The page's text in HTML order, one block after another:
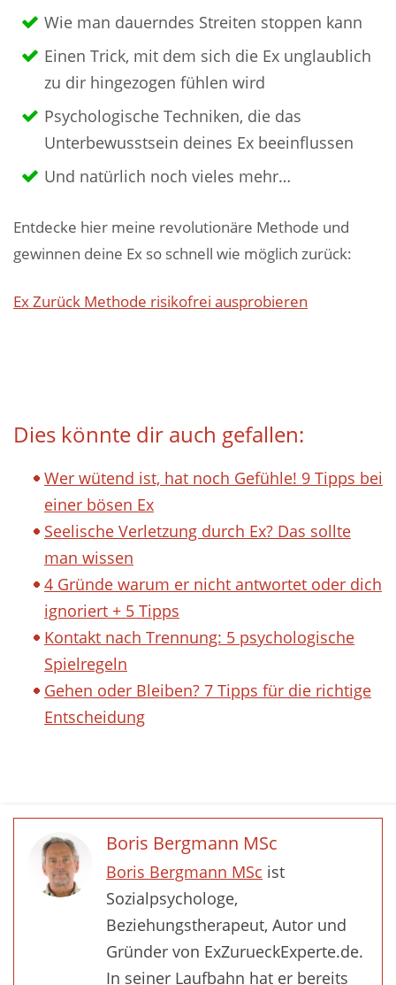
Wie man dauerndes Streiten stoppen kann
Einen Trick, mit dem sich die Ex unglaublich
zu dir hingezogen fühlen wird
Psychologische Techniken, die das
Unterbewusstsein deines Ex beeinflussen
Und natürlich noch vieles mehr…
Entdecke hier meine revolutionäre Methode und
gewinnen deine Ex so schnell wie möglich zurück:
Ex Zurück Methode risikofrei ausprobieren
Dies könnte dir auch gefallen:
Wer wütend ist, hat noch Gefühle! 9 Tipps bei
einer bösen Ex
Seelische Verletzung durch Ex? Das sollte
man wissen
4 Gründe warum er nicht antwortet oder dich
ignoriert + 5 Tipps
Kontakt nach Trennung: 5 psychologische
Spielregeln
Gehen oder Bleiben? 7 Tipps für die richtige
Entscheidung
Boris Bergmann MSc
Boris Bergmann MSc ist
Sozialpsychologe,
Beziehungstherapeut, Autor und
Gründer von ExZurueckExperte.de.
In seiner Laufbahn hat er bereits